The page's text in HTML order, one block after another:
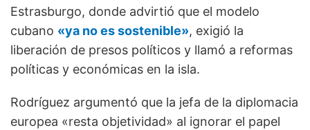
Estrasburgo, donde advirtió que el modelo
cubano «ya no es sostenible», exigió la
liberación de presos políticos y llamó a reformas
políticas y económicas en la isla.
Rodríguez argumentó que la jefa de la diplomacia
europea «resta objetividad» al ignorar el papel